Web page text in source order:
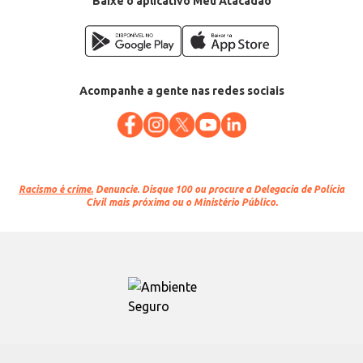
Acompanhe a gente nas redes sociais
Racismo é crime. Denuncie. Disque 100 ou procure a Delegacia de Polícia
Civil mais próxima ou o Ministério Público.